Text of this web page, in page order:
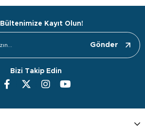
Bültenimize Kayıt Olun!
Gönder
Bizi Takip Edin